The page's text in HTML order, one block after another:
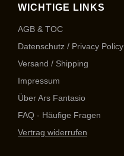
WICHTIGE LINKS
AGB & TOC
Datenschutz / Privacy Policy
Versand / Shipping
Impressum
Über Ars Fantasio
FAQ - Häufige Fragen
Vertrag widerrufen